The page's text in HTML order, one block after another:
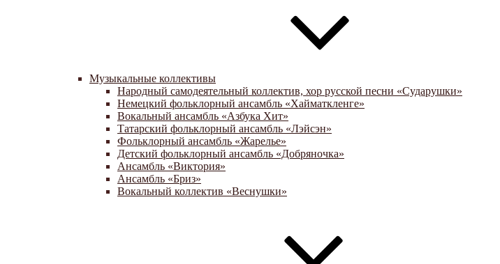
Музыкальные коллективы
Народный самодеятельный коллектив, хор русской песни «Сударушки»
Немецкий фольклорный ансамбль «Хайматкленге»
Вокальный ансамбль «Азбука Хит»
Татарский фольклорный ансамбль «Лэйсэн»
Фольклорный ансамбль «Жарелье»
Детский фольклорный ансамбль «Добряночка»
Ансамбль «Виктория»
Ансамбль «Бриз»
Вокальный коллектив «Веснушки»